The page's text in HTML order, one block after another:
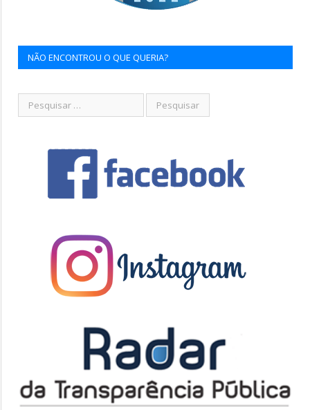
NÃO ENCONTROU O QUE QUERIA?